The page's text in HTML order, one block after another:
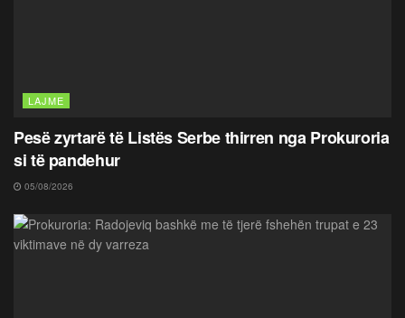
LAJME
Pesë zyrtarë të Listës Serbe thirren nga Prokuroria
si të pandehur
05/08/2026